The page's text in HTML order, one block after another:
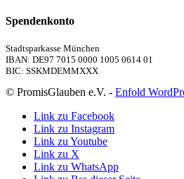
Spendenkonto
Stadtsparkasse München
IBAN: DE97 7015 0000 1005 0614 01
BIC: SSKMDEMMXXX
© PromisGlauben e.V. - Enfold
Link zu Facebook
Link zu Instagram
Link zu Youtube
Link zu X
Link zu WhatsApp